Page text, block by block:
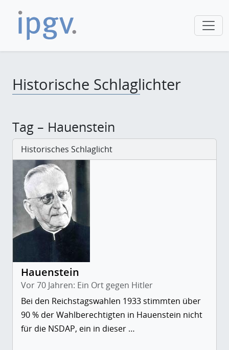
Historische Schlaglichter
Tag – Hauenstein
Historisches Schlaglicht
Hauenstein
Vor 70 Jahren: Ein Ort gegen Hitler
Bei den Reichstagswahlen 1933 stimmten über
90 % der Wahlberechtigten in Hauenstein nicht
für die NSDAP, ein in dieser …